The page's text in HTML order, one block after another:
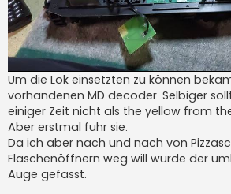
Um die Lok einsetzten zu können
vorhandenen MD decoder. Selbiger
einiger Zeit nicht als the yellow from
Aber erstmal fuhr sie.
Da ich aber nach und nach von
Flaschenöffnern weg will wurde der
Auge gefasst.